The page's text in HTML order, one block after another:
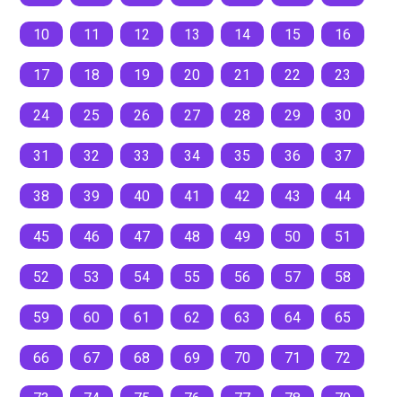
10 11 12 13 14 15 16
17 18 19 20 21 22 23
24 25 26 27 28 29 30
31 32 33 34 35 36 37
38 39 40 41 42 43 44
45 46 47 48 49 50 51
52 53 54 55 56 57 58
59 60 61 62 63 64 65
66 67 68 69 70 71 72